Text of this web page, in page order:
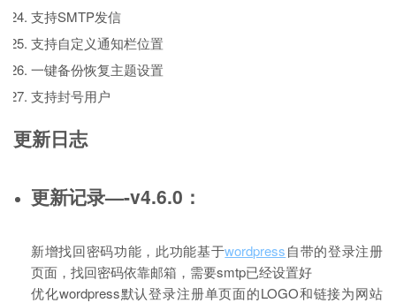
支持SMTP发信
支持自定义通知栏位置
一键备份恢复主题设置
支持封号用户
更新日志
更新记录—-v4.6.0：
新增找回密码功能，此功能基于wordpress自带的登录注册
页面，找回密码依靠邮箱，需要smtp已经设置好
优化wordpress默认登录注册单页面的LOGO和链接为网站